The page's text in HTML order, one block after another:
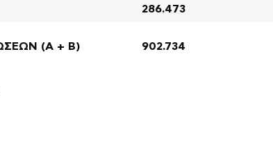
286.473
(A + B) 902.734